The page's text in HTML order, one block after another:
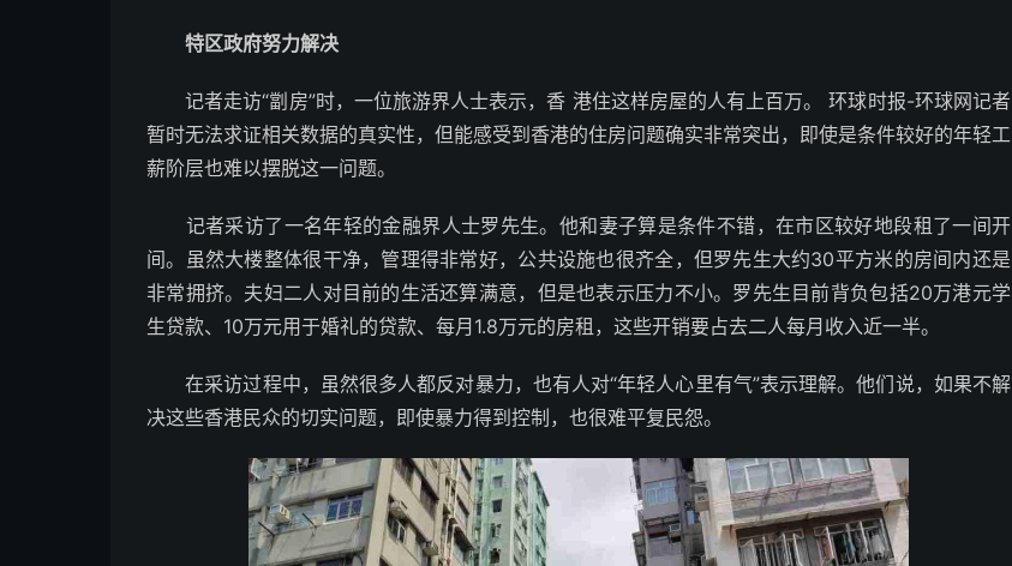
特区政府努力解决
记者走访“劏房”时，一位旅游界人士表示，香 港住这样房屋的人有上百万。 环球时报-环球网记者
暂时无法求证相关数据的真实性，但能感受到香港的住房问题确实非常突出，即使是条件较好的年轻工
薪阶层也难以摆脱这一问题。
记者采访了一名年轻的金融界人士罗先生。他和妻子算是条件不错，在市区较好地段租了一间开
间。虽然大楼整体很干净，管理得非常好，公共设施也很齐全，但罗先生大约30平方米的房间内还是
非常拥挤。夫妇二人对目前的生活还算满意，但是也表示压力不小。罗先生目前背负包括20万港元学
生贷款、10万元用于婚礼的贷款、每月1.8万元的房租，这些开销要占去二人每月收入近一半。
在采访过程中，虽然很多人都反对暴力，也有人对“年轻人心里有气”表示理解。他们说，如果不解
决这些香港民众的切实问题，即使暴力得到控制，也很难平复民怨。